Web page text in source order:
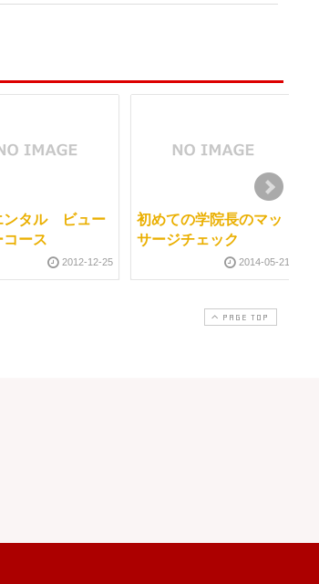
ンタル ビュー
コース
2012-12-25
初めての学院長のマッ
サージチェック
2014-05-21
PAGE TOP